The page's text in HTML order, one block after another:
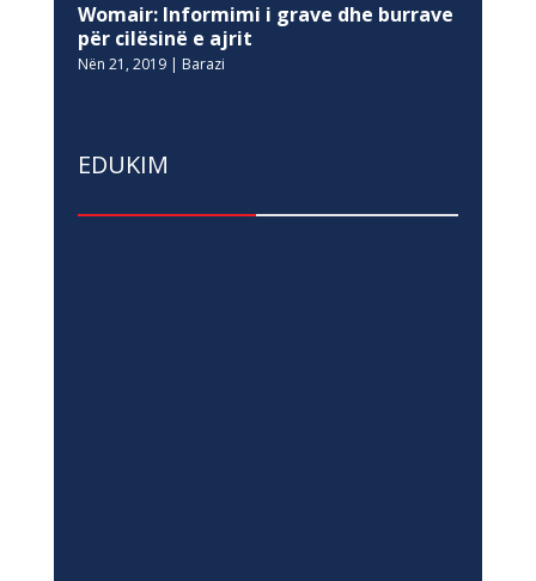
Womair: Informimi i grave dhe burrave
për cilësinë e ajrit
Nën 21, 2019| Barazi
EDUKIM